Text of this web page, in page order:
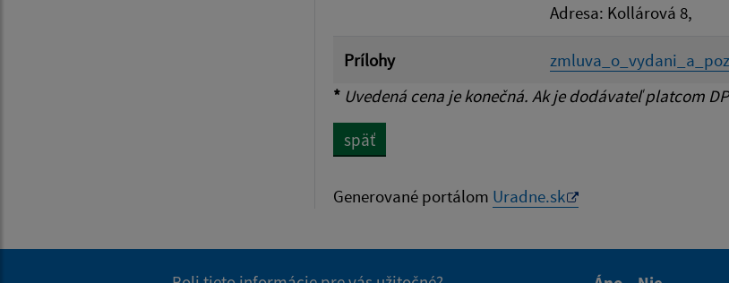
Adresa: Kollárová 8,
Prílohy
* Uvedená cena je konečná. Ak je dodávateľ platcom
späť
Generované portálom Uradne.sk